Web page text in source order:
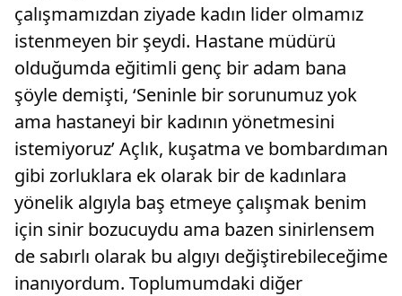
çalışmamızdan ziyade kadın lider olmamız
istenmeyen bir şeydi. Hastane müdürü
olduğumda eğitimli genç bir adam bana
şöyle demişti, ‘Seninle bir sorunumuz yok
ama hastaneyi bir kadının yönetmesini
istemiyoruz’ Açlık, kuşatma ve bombardıman
gibi zorluklara ek olarak bir de kadınlara
yönelik algıyla baş etmeye çalışmak benim
için sinir bozucuydu ama bazen sinirlensem
de sabırlı olarak bu algıyı değiştirebileceğime
inanıyordum. Toplumumdaki diğer